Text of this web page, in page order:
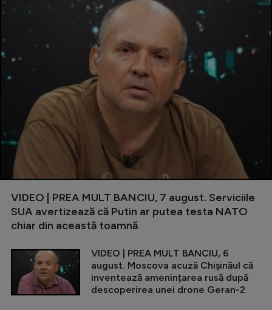
VIDEO | PREA MULT BANCIU, 7 august. Serviciile
SUA avertizează că Putin ar putea testa NATO
chiar din această toamnă
VIDEO | PREA MULT BANCIU, 6
august. Moscova acuză Chișinăul că
inventează amenințarea rusă după
descoperirea unei drone Geran-2